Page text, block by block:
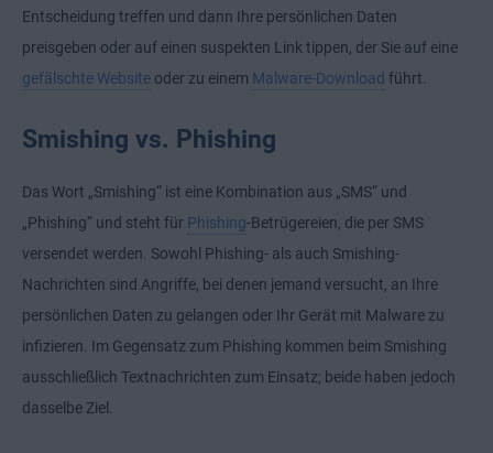
Entscheidung treffen und dann Ihre persönlichen Daten
preisgeben oder auf einen suspekten Link tippen, der Sie auf eine
gefälschte Website oder zu einem Malware-Download führt.
Smishing vs. Phishing
Das Wort „Smishing“ ist eine Kombination aus „SMS“ und
„Phishing“ und steht für Phishing-Betrügereien, die per SMS
versendet werden. Sowohl Phishing- als auch Smishing-
Nachrichten sind Angriffe, bei denen jemand versucht, an Ihre
persönlichen Daten zu gelangen oder Ihr Gerät mit Malware zu
infizieren. Im Gegensatz zum Phishing kommen beim Smishing
ausschließlich Textnachrichten zum Einsatz; beide haben jedoch
dasselbe Ziel.